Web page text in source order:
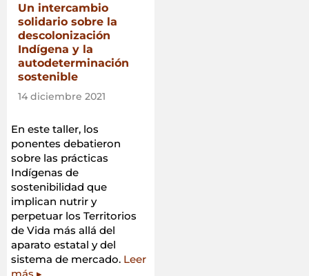
Un intercambio
solidario sobre la
descolonización
Indígena y la
autodeterminación
sostenible
14 diciembre 2021
En este taller, los
ponentes debatieron
sobre las prácticas
Indígenas de
sostenibilidad que
implican nutrir y
perpetuar los Territorios
de Vida más allá del
aparato estatal y del
sistema de mercado. Leer